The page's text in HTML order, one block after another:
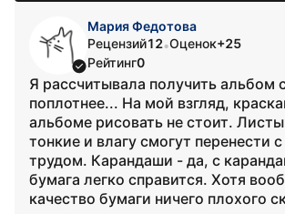
Мария Федотова
Рецензий12•Оценок+25
Рейтинг0
Я рассчитывала получить альбом
поплотнее... На мой взгляд,
альбоме рисовать не стоит.
тонкие и влагу смогут перенести
трудом. Карандаши - да, с
бумага легко справится. Хотя
качество бумаги ничего плохого